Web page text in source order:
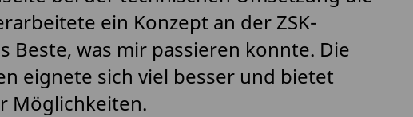
ein Konzept an der ZSK-
Beste, was mir passieren konnte. Die
eignete sich viel besser und bietet
Möglichkeiten.